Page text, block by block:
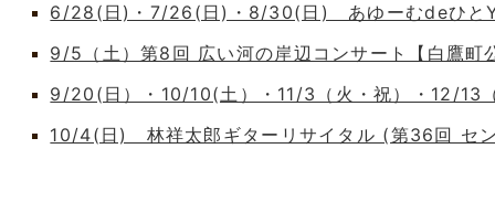
6/28(日)・7/26(日)・8/30(日) あゆーむdeひと
9/5（土）第8回 広い河の岸辺コンサート【白鷹町
9/20(日）・10/10(土）・11/3（火・祝）・12/
10/4(日) 林祥太郎ギターリサイタル (第36回 セ